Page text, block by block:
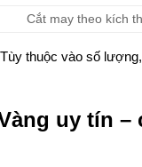
Cắt may theo kích
thuộc vào số
uy tín